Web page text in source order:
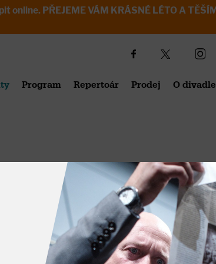
PŘEJEME VÁM KRÁSNÉ LÉTO A
Program Repertoár Prodej O divadle